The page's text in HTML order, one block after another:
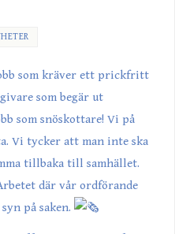
som kräver ett prickfritt
som begär ut
som snöskottare! Vi på
Vi tycker att man inte ska
tillbaka till samhället.
där vår ordförande
på saken.